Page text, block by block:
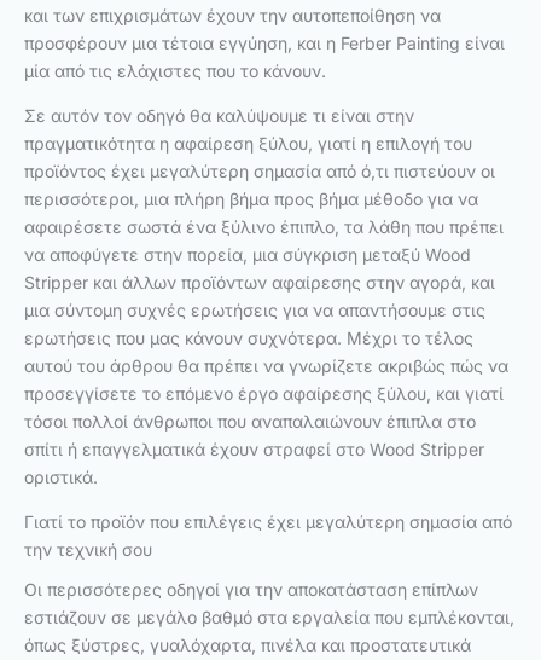
και των επιχρισμάτων έχουν την αυτοπεποίθηση να
προσφέρουν μια τέτοια εγγύηση, και η Ferber Painting είναι
μία από τις ελάχιστες που το κάνουν.
Σε αυτόν τον οδηγό θα καλύψουμε τι είναι στην
πραγματικότητα η αφαίρεση ξύλου, γιατί η επιλογή του
προϊόντος έχει μεγαλύτερη σημασία από ό,τι πιστεύουν οι
περισσότεροι, μια πλήρη βήμα προς βήμα μέθοδο για να
αφαιρέσετε σωστά ένα ξύλινο έπιπλο, τα λάθη που πρέπει
να αποφύγετε στην πορεία, μια σύγκριση μεταξύ Wood
Stripper και άλλων προϊόντων αφαίρεσης στην αγορά, και
μια σύντομη συχνές ερωτήσεις για να απαντήσουμε στις
ερωτήσεις που μας κάνουν συχνότερα. Μέχρι το τέλος
αυτού του άρθρου θα πρέπει να γνωρίζετε ακριβώς πώς να
προσεγγίσετε το επόμενο έργο αφαίρεσης ξύλου, και γιατί
τόσοι πολλοί άνθρωποι που αναπαλαιώνουν έπιπλα στο
σπίτι ή επαγγελματικά έχουν στραφεί στο Wood Stripper
οριστικά.
Γιατί το προϊόν που επιλέγεις έχει μεγαλύτερη σημασία από
την τεχνική σου
Οι περισσότερες οδηγοί για την αποκατάσταση επίπλων
εστιάζουν σε μεγάλο βαθμό στα εργαλεία που εμπλέκονται,
όπως ξύστρες, γυαλόχαρτα, πινέλα και προστατευτικά